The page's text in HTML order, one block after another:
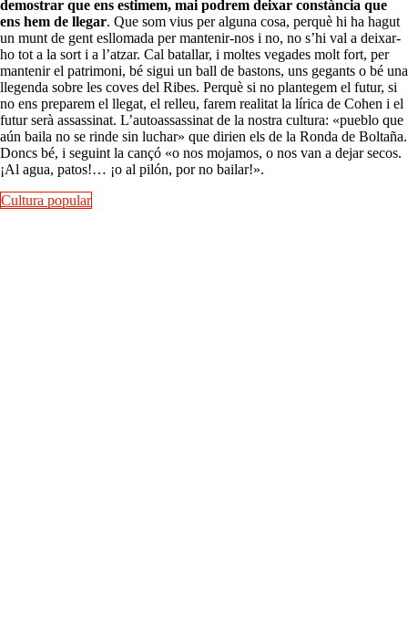
demostrar que ens estimem, mai podrem deixar constància que
ens hem de llegar. Que som vius per alguna cosa, perquè hi ha hagut
un munt de gent esllomada per mantenir-nos i no, no s’hi val a deixar-
ho tot a la sort i a l’atzar. Cal batallar, i moltes vegades molt fort, per
mantenir el patrimoni, bé sigui un ball de bastons, uns gegants o bé una
llegenda sobre les coves del Ribes. Perquè si no plantegem el futur, si
no ens preparem el llegat, el relleu, farem realitat la lírica de Cohen i el
futur serà assassinat. L’autoassassinat de la nostra cultura: «pueblo que
aún baila no se rinde sin luchar» que dirien els de la Ronda de Boltaña.
Doncs bé, i seguint la cançó «o nos mojamos, o nos van a dejar secos.
¡Al agua, patos!… ¡o al pilón, por no bailar!».
Cultura popular